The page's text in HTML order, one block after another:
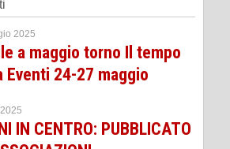
2025
a maggio torno Il tempo
Eventi 24-27 maggio
IN CENTRO: PUBBLICATO